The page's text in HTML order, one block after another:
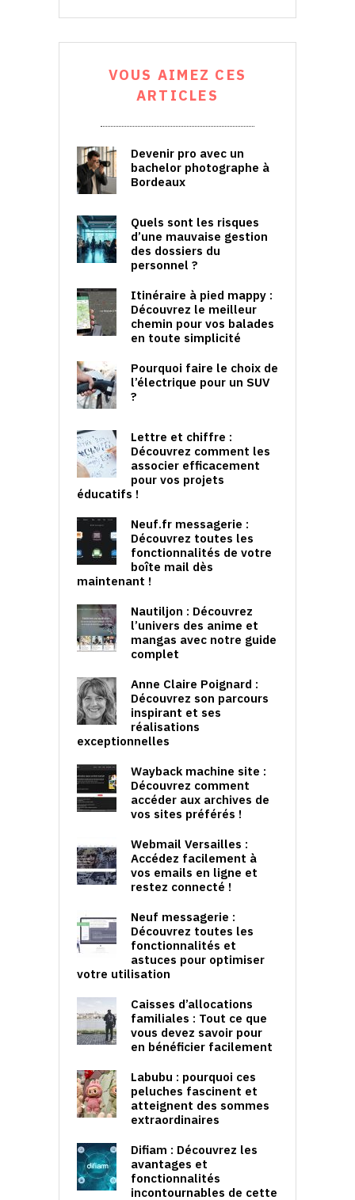
VOUS AIMEZ CES
ARTICLES
Devenir pro avec un
bachelor photographe à
Bordeaux
Quels sont les risques
d’une mauvaise gestion
des dossiers du
personnel ?
Itinéraire à pied mappy :
Découvrez le meilleur
chemin pour vos balades
en toute simplicité
Pourquoi faire le choix de
l’électrique pour un SUV
?
Lettre et chiffre :
Découvrez comment les
associer efficacement
pour vos projets
éducatifs !
Neuf.fr messagerie :
Découvrez toutes les
fonctionnalités de votre
boîte mail dès
maintenant !
Nautiljon : Découvrez
l’univers des anime et
mangas avec notre guide
complet
Anne Claire Poignard :
Découvrez son parcours
inspirant et ses
réalisations
exceptionnelles
Wayback machine site :
Découvrez comment
accéder aux archives de
vos sites préférés !
Webmail Versailles :
Accédez facilement à
vos emails en ligne et
restez connecté !
Neuf messagerie :
Découvrez toutes les
fonctionnalités et
astuces pour optimiser
votre utilisation
Caisses d’allocations
familiales : Tout ce que
vous devez savoir pour
en bénéficier facilement
Labubu : pourquoi ces
peluches fascinent et
atteignent des sommes
extraordinaires
Difiam : Découvrez les
avantages et
fonctionnalités
incontournables de cette